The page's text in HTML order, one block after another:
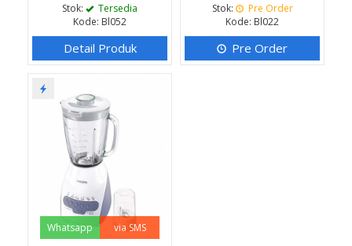
Stok:
Tersedia
Kode: Bl052
Detail Produk
Stok:
Pre Order
Kode: Bl022
Pre Order
Whatsapp via SMS